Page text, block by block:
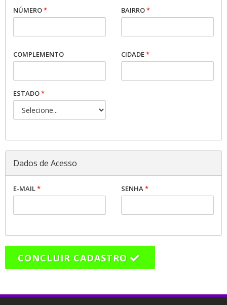
NÚMERO* BAIRRO*
COMPLEMENTO CIDADE*
ESTADO*
Dados de Acesso
E-MAIL* SENHA*
CONCLUIR CADASTRO